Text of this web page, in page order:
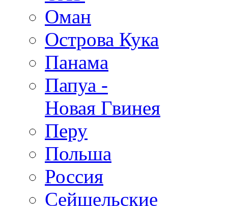
Оман
Острова Кука
Панама
Папуа -
Новая Гвинея
Перу
Польша
Россия
Сейшельские